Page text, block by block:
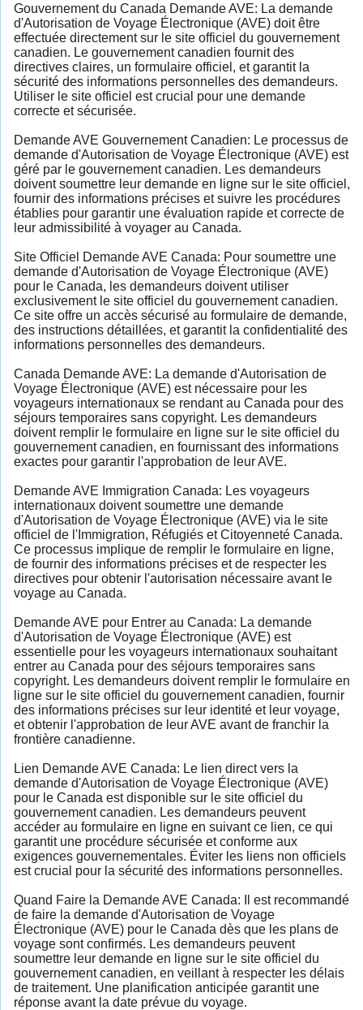
Gouvernement du Canada Demande AVE: La demande
d'Autorisation de Voyage Électronique (AVE) doit être
effectuée directement sur le site officiel du gouvernement
canadien. Le gouvernement canadien fournit des
directives claires, un formulaire officiel, et garantit la
sécurité des informations personnelles des demandeurs.
Utiliser le site officiel est crucial pour une demande
correcte et sécurisée.
Demande AVE Gouvernement Canadien: Le processus de
demande d'Autorisation de Voyage Électronique (AVE) est
géré par le gouvernement canadien. Les demandeurs
doivent soumettre leur demande en ligne sur le site officiel,
fournir des informations précises et suivre les procédures
établies pour garantir une évaluation rapide et correcte de
leur admissibilité à voyager au Canada.
Site Officiel Demande AVE Canada: Pour soumettre une
demande d'Autorisation de Voyage Électronique (AVE)
pour le Canada, les demandeurs doivent utiliser
exclusivement le site officiel du gouvernement canadien.
Ce site offre un accès sécurisé au formulaire de demande,
des instructions détaillées, et garantit la confidentialité des
informations personnelles des demandeurs.
Canada Demande AVE: La demande d'Autorisation de
Voyage Électronique (AVE) est nécessaire pour les
voyageurs internationaux se rendant au Canada pour des
séjours temporaires sans copyright. Les demandeurs
doivent remplir le formulaire en ligne sur le site officiel du
gouvernement canadien, en fournissant des informations
exactes pour garantir l'approbation de leur AVE.
Demande AVE Immigration Canada: Les voyageurs
internationaux doivent soumettre une demande
d'Autorisation de Voyage Électronique (AVE) via le site
officiel de l'Immigration, Réfugiés et Citoyenneté Canada.
Ce processus implique de remplir le formulaire en ligne,
de fournir des informations précises et de respecter les
directives pour obtenir l'autorisation nécessaire avant le
voyage au Canada.
Demande AVE pour Entrer au Canada: La demande
d'Autorisation de Voyage Électronique (AVE) est
essentielle pour les voyageurs internationaux souhaitant
entrer au Canada pour des séjours temporaires sans
copyright. Les demandeurs doivent remplir le formulaire en
ligne sur le site officiel du gouvernement canadien, fournir
des informations précises sur leur identité et leur voyage,
et obtenir l'approbation de leur AVE avant de franchir la
frontière canadienne.
Lien Demande AVE Canada: Le lien direct vers la
demande d'Autorisation de Voyage Électronique (AVE)
pour le Canada est disponible sur le site officiel du
gouvernement canadien. Les demandeurs peuvent
accéder au formulaire en ligne en suivant ce lien, ce qui
garantit une procédure sécurisée et conforme aux
exigences gouvernementales. Éviter les liens non officiels
est crucial pour la sécurité des informations personnelles.
Quand Faire la Demande AVE Canada: Il est recommandé
de faire la demande d'Autorisation de Voyage
Électronique (AVE) pour le Canada dès que les plans de
voyage sont confirmés. Les demandeurs peuvent
soumettre leur demande en ligne sur le site officiel du
gouvernement canadien, en veillant à respecter les délais
de traitement. Une planification anticipée garantit une
réponse avant la date prévue du voyage.